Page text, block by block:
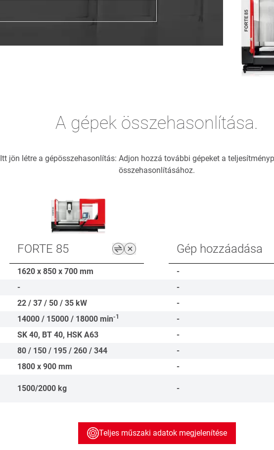
A gépek összehasonlítása.
Itt jön létre a gépösszehasonlítás: Adjon hozzá további gépeket a
összehasonlításához.
FORTE 85 Gép hozzáadása
1620 x 850 x 700 mm -
- -
22 / 37 / 50 / 35 kW -
14000 / 15000 / 18000 min-1 -
SK 40, BT 40, HSK A63 -
80 / 150 / 195 / 260 / 344 -
1800 x 900 mm -
1500/2000 kg -
Teljes műszaki adatok megjelenítése